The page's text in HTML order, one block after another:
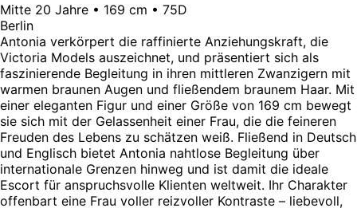
Mitte 20 Jahre • 169 cm • 75D
Berlin
Antonia verkörpert die raffinierte Anziehungskraft, die
Victoria Models auszeichnet, und präsentiert sich als
faszinierende Begleitung in ihren mittleren Zwanzigern mit
warmen braunen Augen und fließendem braunem Haar. Mit
einer eleganten Figur und einer Größe von 169 cm bewegt
sie sich mit der Gelassenheit einer Frau, die die feineren
Freuden des Lebens zu schätzen weiß. Fließend in Deutsch
und Englisch bietet Antonia nahtlose Begleitung über
internationale Grenzen hinweg und ist damit die ideale
Escort für anspruchsvolle Klienten weltweit. Ihr Charakter
offenbart eine Frau voller reizvoller Kontraste – liebevoll,